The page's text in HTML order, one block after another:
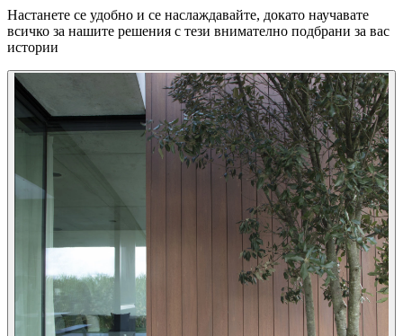
Настанете се удобно и се наслаждавайте, докато научавате
всичко за нашите решения с тези внимателно подбрани за вас
истории